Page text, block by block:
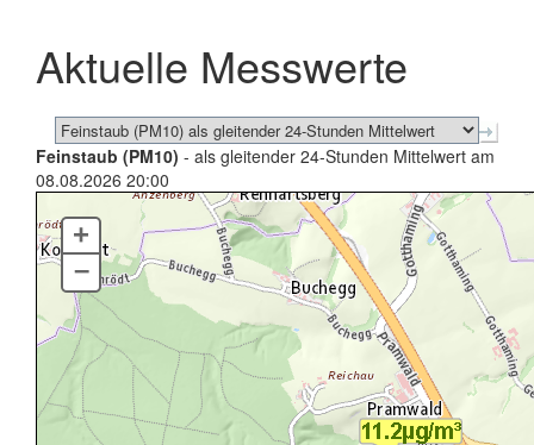
schließen
Aktuelle Messwerte
Feinstaub (PM10) - als gleitender 24-Stunden Mittelwert am
08.08.2026 20:00
+
–